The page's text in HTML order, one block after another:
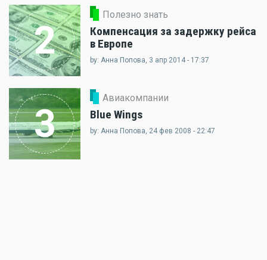
2
Полезно знать
Компенсация за задержку рейса
в Европе
by: Анна Попова, 3 апр 2014 - 17:37
3
Авиакомпании
Blue Wings
by: Анна Попова, 24 фев 2008 - 22:47